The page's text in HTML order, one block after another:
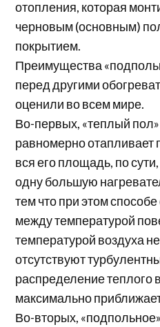
отопления, которая
черновым (основным)
покрытием.
Преимущества
перед другими
оценили во всем мире.
Во-первых, «теплый
равномерно отапливает
вся его площадь, по
одну большую
тем что при этом
между температурой
температурой воздуха
отсутствуют
распределение теплого
максимально
Во-вторых,